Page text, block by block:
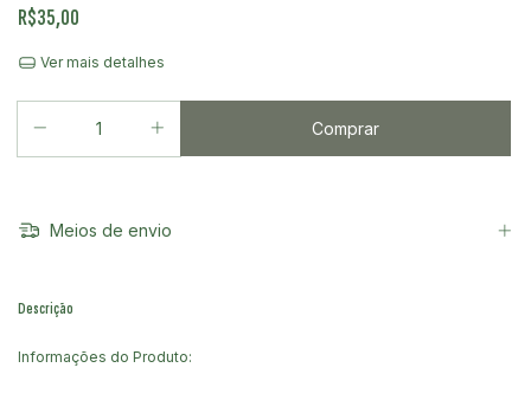
R$35,00
Ver mais detalhes
Meios de envio
Descrição
Informações do Produto: